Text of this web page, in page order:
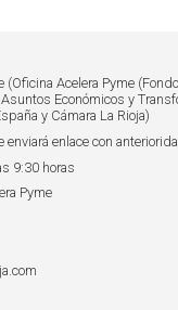
Acelera Pyme
Económicos y
y Cámara La Rioja)
enlace con
9:30 horas
Pyme